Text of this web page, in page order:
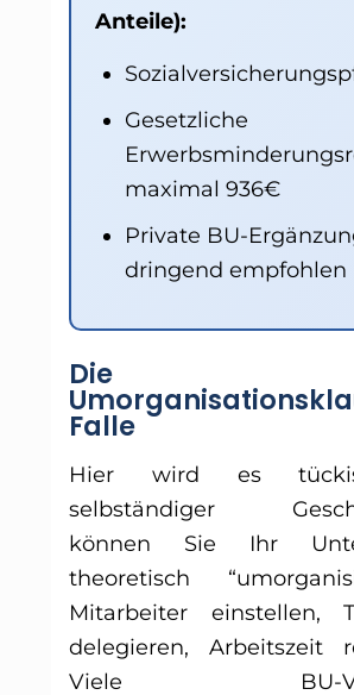
Anteile):
Gesetzliche
maximal 936€
Private BU-
dringend empfohlen
Die
Falle
Hier wird es
selbständiger
können Sie Ihr
theoretisch
Mitarbeiter einstellen,
delegieren, Arbeitszeit
Viele BU-